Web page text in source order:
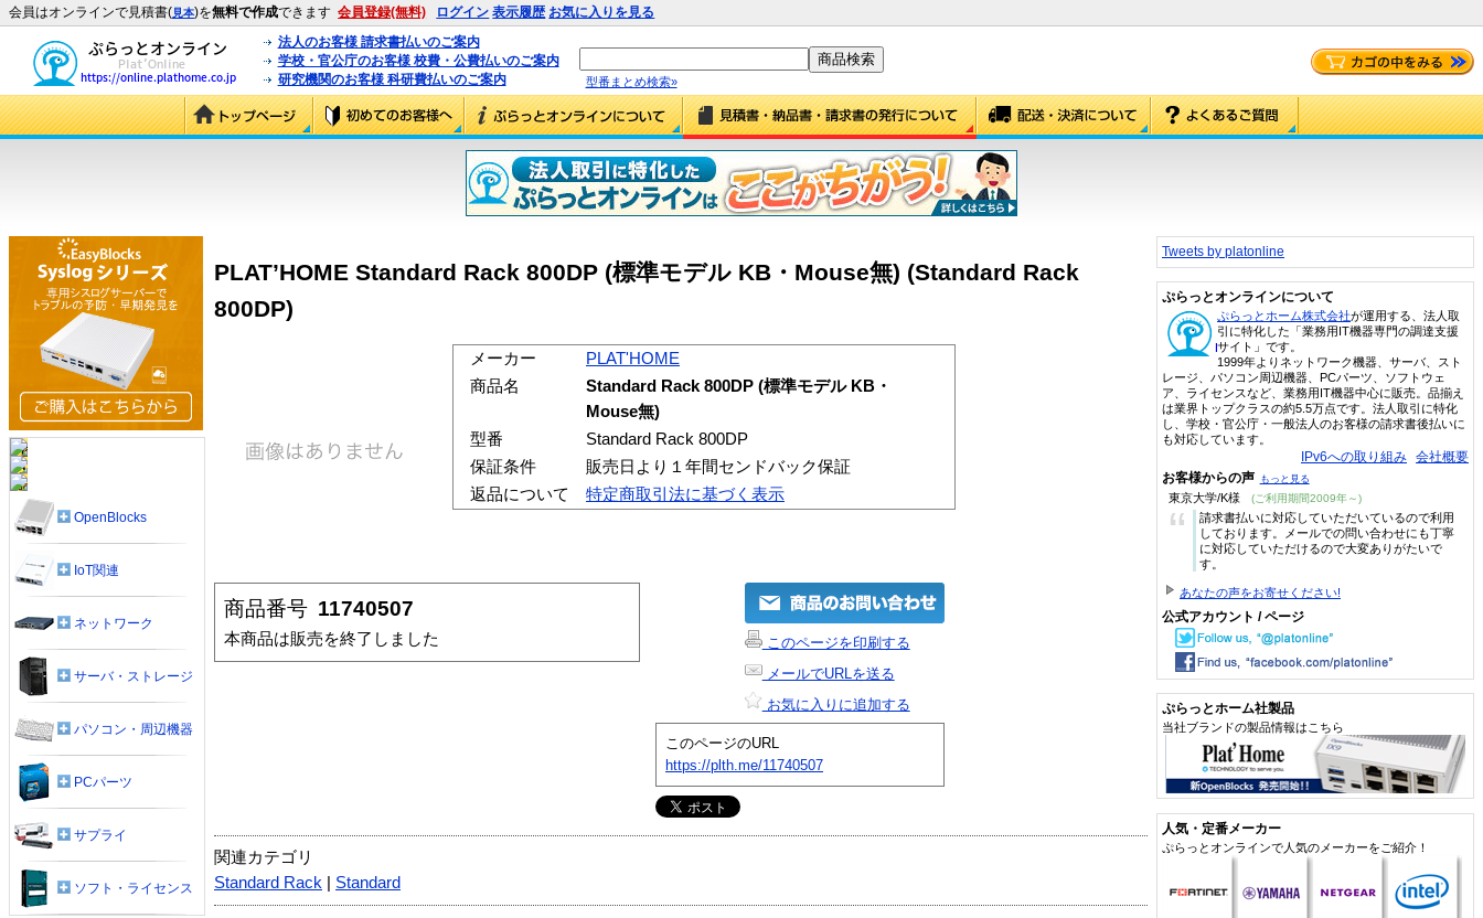
会員はオンラインで見積書(見本)を無料で作成できます 会員登録(無料) ログイン 表示履歴 お気に入りを見る
法人のお客様 請求書払いのご案内
学校・官公庁のお客様 校費・公費払いのご案内
研究機関のお客様 科研費払いのご案内
型番まとめ検索»
PLAT’HOME Standard Rack 800DP (標準モデル KB・Mouse無) (Standard Rack
800DP)
メーカー
PLAT'HOME
商品名
Standard Rack 800DP (標準モデル KB・
Mouse無)
型番
Standard Rack 800DP
保証条件
販売日より１年間センドバック保証
返品について
特定商取引法に基づく表示
商品番号 11740507
本商品は販売を終了しました
このページを印刷する
メールでURLを送る
お気に入りに追加する
このページのURL
https://plth.me/11740507
関連カテゴリ
Standard Rack
Standard
OpenBlocks
IoT関連
ネットワーク
サーバ・ストレージ
パソコン・周辺機器
PCパーツ
サプライ
ソフト・ライセンス
Tweets by platonline
ぷらっとオンラインについて
ぷらっとホーム株式会社が運用する、法人取
引に特化した「業務用IT機器専門の調達支援
サイト」です。
1999年よりネットワーク機器、サーバ、スト
レージ、パソコン周辺機器、PCパーツ、ソフトウェ
ア、ライセンスなど、業務用IT機器中心に販売。品揃え
は業界トップクラスの約5.5万点です。法人取引に特化
し、学校・官公庁・一般法人のお客様の請求書後払いに
も対応しています。
IPv6への取り組み 会社概要
お客様からの声 もっと見る
東京大学/K様 (ご利用期間2009年～)
“
請求書払いに対応していただいているので利用
しております。メールでの問い合わせにも丁寧
に対応していただけるので大変ありがたいで
す。
あなたの声をお寄せください!
公式アカウント / ページ
ぷらっとホーム社製品
当社ブランドの製品情報はこちら
人気・定番メーカー
ぷらっとオンラインで人気のメーカーをご紹介！